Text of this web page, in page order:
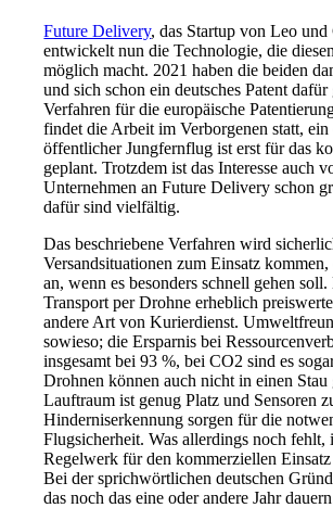
Future Delivery, das Startup von Leo und
entwickelt nun die Technologie, die
möglich macht. 2021 haben die beiden
und sich schon ein deutsches Patent
Verfahren für die europäische
findet die Arbeit im Verborgenen statt, ein
öffentlicher Jungfernflug ist erst für das
geplant. Trotzdem ist das Interesse auch
Unternehmen an Future Delivery schon
dafür sind vielfältig.
Das beschriebene Verfahren wird
Versandsituationen zum Einsatz kommen,
an, wenn es besonders schnell gehen
Transport per Drohne erheblich
andere Art von Kurierdienst.
sowieso; die Ersparnis bei
insgesamt bei 93 %, bei CO2 sind es
Drohnen können auch nicht in einen Stau
Lauftraum ist genug Platz und Sensoren
Hinderniserkennung sorgen für die
Flugsicherheit. Was allerdings noch fehlt,
Regelwerk für den kommerziellen
Bei der sprichwörtlichen deutschen
das noch das eine oder andere Jahr